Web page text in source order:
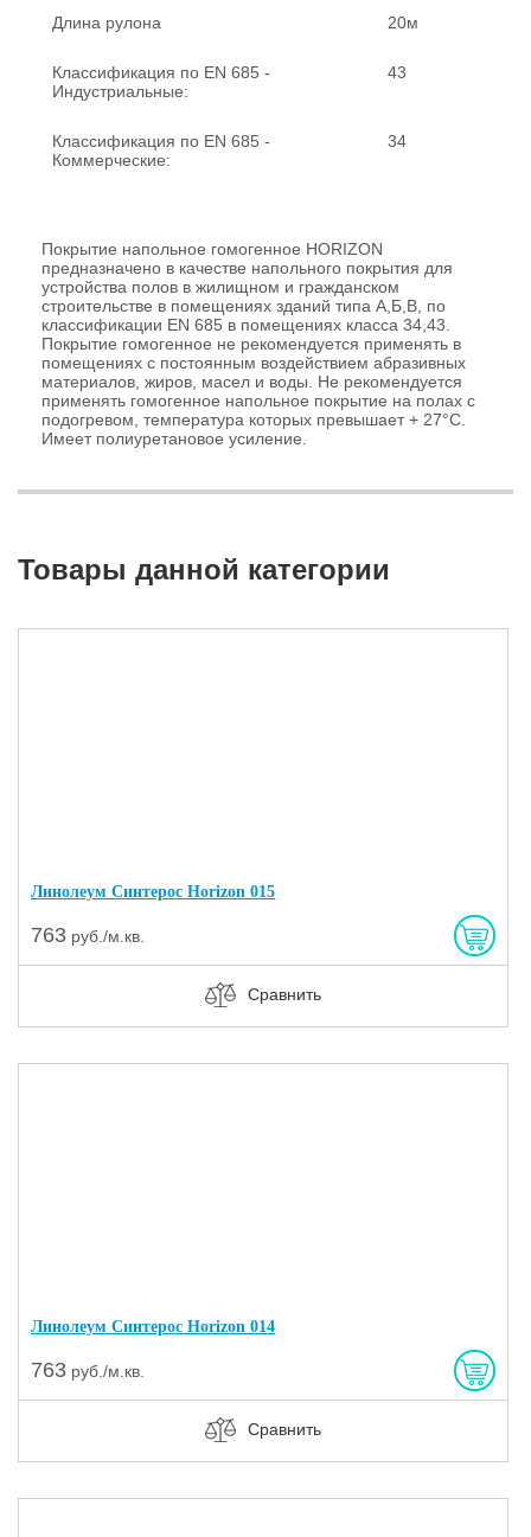
Длина рулона 20м
Классификация по EN 685 -
Индустриальные:
43
Классификация по EN 685 -
Коммерческие:
34
Покрытие напольное гомогенное HORIZON
предназначено в качестве напольного покрытия для
устройства полов в жилищном и гражданском
строительстве в помещениях зданий типа А,Б,В, по
классификации EN 685 в помещениях класса 34,43.
Покрытие гомогенное не рекомендуется применять в
помещениях с постоянным воздействием абразивных
материалов, жиров, масел и воды. Не рекомендуется
применять гомогенное напольное покрытие на полах с
подогревом, температура которых превышает + 27°С.
Имеет полиуретановое усиление.
Товары данной категории
Линолеум Синтерос Horizon 015
763 руб./м.кв.
Сравнить
Линолеум Синтерос Horizon 014
763 руб./м.кв.
Сравнить